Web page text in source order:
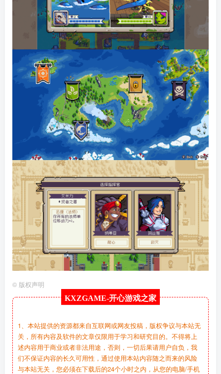
© 版权声明
KXZGAME-开心游戏之家
1、本站提供的资源都来自互联网或网友投稿，版权争议与本站无
关，所有内容及软件的文章仅限用于学习和研究目的。不得将上
述内容用于商业或者非法用途，否则，一切后果请用户自负，我
们不保证内容的长久可用性，通过使用本站内容随之而来的风险
与本站无关，您必须在下载后的24个小时之内，从您的电脑/手机